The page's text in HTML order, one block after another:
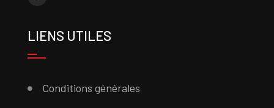
LIENS UTILES
Conditions générales